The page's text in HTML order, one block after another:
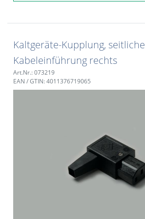
Kaltgeräte-Kupplung, seitliche
Kabeleinführung rechts
Art.Nr.: 073219
EAN / GTIN: 4011376719065